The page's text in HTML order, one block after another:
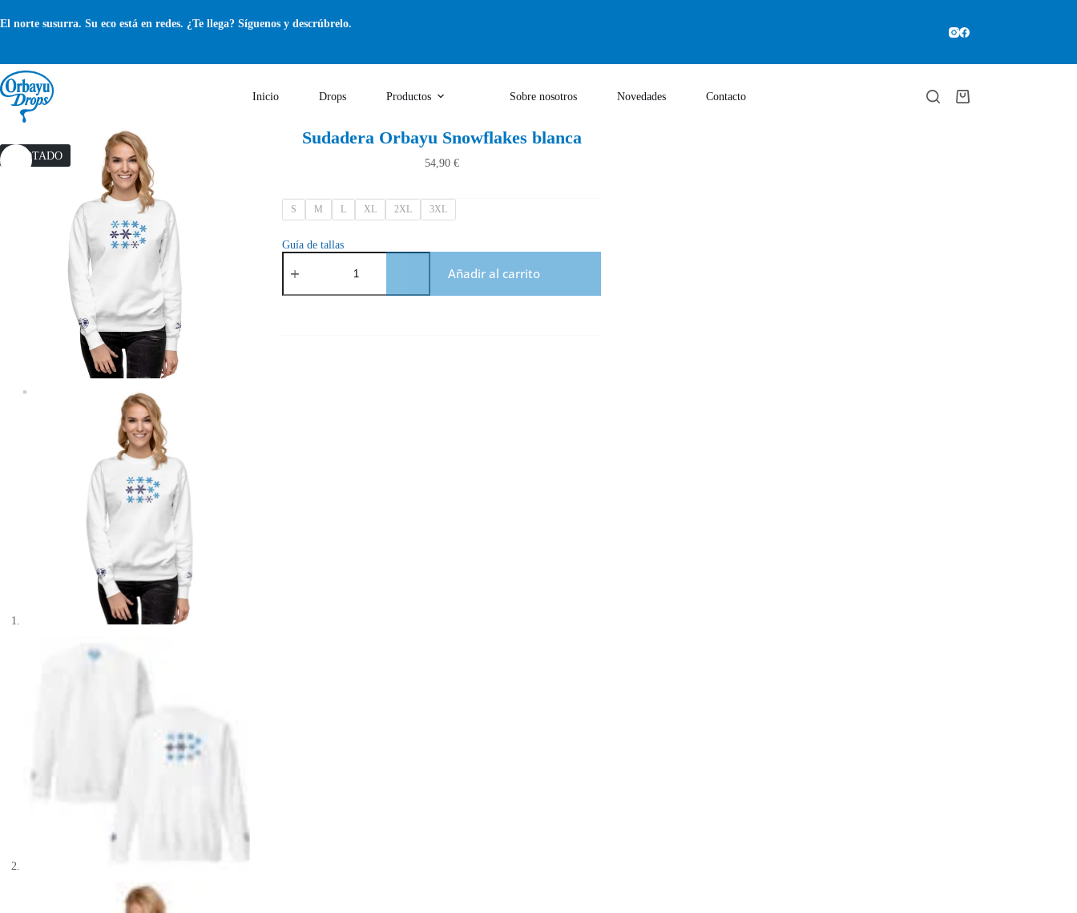
al
El norte susurra. Su eco está en redes. ¿Te llega? Síguenos y descrúbrelo.
Inicio Drops Productos Sobre nosotros Novedades Contacto
Carro
AGOTADO
Sudadera Orbayu Snowflakes blanca
54,90 €
S M L XL 2XL 3XL
Guía de tallas
Sudadera
Orbayu
blanca
Añadir al carrito